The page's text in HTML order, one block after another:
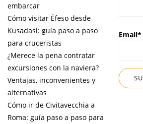
embarcar
Cómo visitar Éfeso desde
Kusadasi: guía paso a paso
para cruceristas
¿Merece la pena contratar
excursiones con la naviera?
Ventajas, inconvenientes y
alternativas
Cómo ir de Civitavecchia a
Roma: guía paso a paso para
Email*